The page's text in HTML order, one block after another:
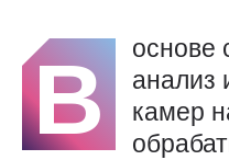
В
основе
анализ
камер